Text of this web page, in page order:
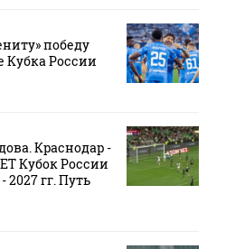
победу
Кубка России
Краснодар -
Кубок России
2027 гг. Путь